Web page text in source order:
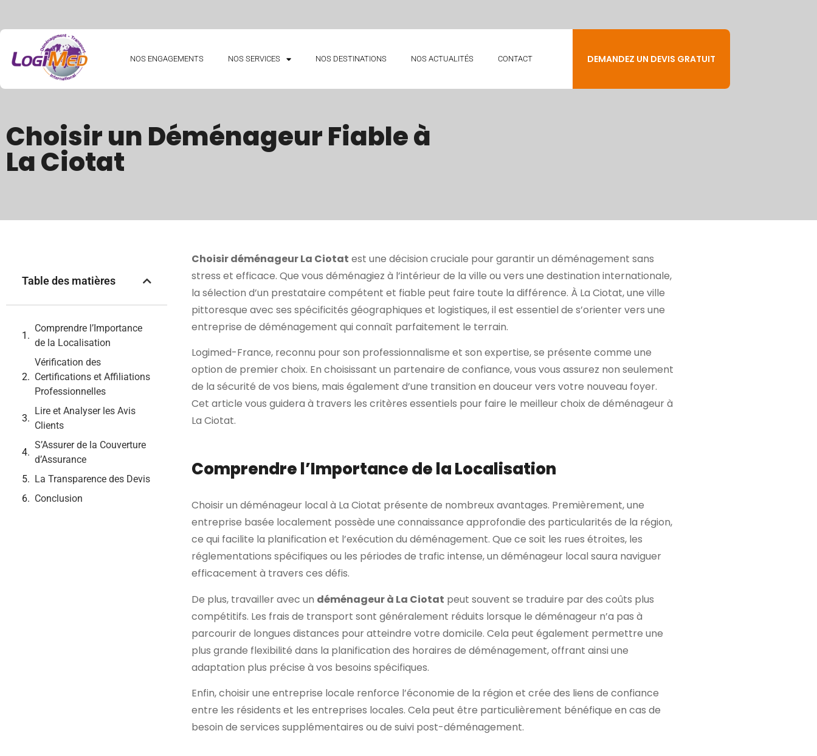
NOS ENGAGEMENTS NOS SERVICES NOS DESTINATIONS NOS ACTUALITÉS CONTACT DEMANDEZ UN DEVIS GRATUIT
Choisir un Déménageur Fiable à
La Ciotat
Table des matières
Comprendre l’Importance
de la Localisation
Vérification des
Certifications et Affiliations
Professionnelles
Lire et Analyser les Avis
Clients
S’Assurer de la Couverture
d’Assurance
La Transparence des Devis
Conclusion
Choisir déménageur La Ciotat est une décision cruciale pour garantir un déménagement sans
stress et efficace. Que vous déménagiez à l’intérieur de la ville ou vers une destination internationale,
la sélection d’un prestataire compétent et fiable peut faire toute la différence. À La Ciotat, une ville
pittoresque avec ses spécificités géographiques et logistiques, il est essentiel de s’orienter vers une
entreprise de déménagement qui connaît parfaitement le terrain.
Logimed-France, reconnu pour son professionnalisme et son expertise, se présente comme une
option de premier choix. En choisissant un partenaire de confiance, vous vous assurez non seulement
de la sécurité de vos biens, mais également d’une transition en douceur vers votre nouveau foyer.
Cet article vous guidera à travers les critères essentiels pour faire le meilleur choix de déménageur à
La Ciotat.
Comprendre l’Importance de la Localisation
Choisir un déménageur local à La Ciotat présente de nombreux avantages. Premièrement, une
entreprise basée localement possède une connaissance approfondie des particularités de la région,
ce qui facilite la planification et l’exécution du déménagement. Que ce soit les rues étroites, les
réglementations spécifiques ou les périodes de trafic intense, un déménageur local saura naviguer
efficacement à travers ces défis.
De plus, travailler avec un déménageur à La Ciotat peut souvent se traduire par des coûts plus
compétitifs. Les frais de transport sont généralement réduits lorsque le déménageur n’a pas à
parcourir de longues distances pour atteindre votre domicile. Cela peut également permettre une
plus grande flexibilité dans la planification des horaires de déménagement, offrant ainsi une
adaptation plus précise à vos besoins spécifiques.
Enfin, choisir une entreprise locale renforce l’économie de la région et crée des liens de confiance
entre les résidents et les entreprises locales. Cela peut être particulièrement bénéfique en cas de
besoin de services supplémentaires ou de suivi post-déménagement.